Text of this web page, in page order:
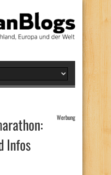
Infos
Werbung